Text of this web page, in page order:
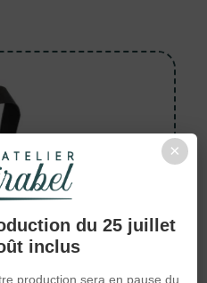
×
du 25 juillet
inclus
production sera en pause du